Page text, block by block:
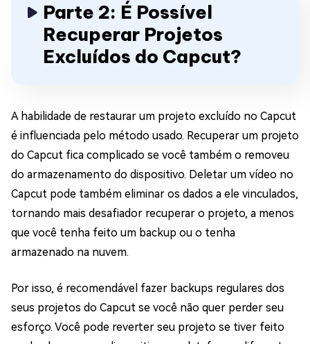
Parte 2: É Possível
Recuperar Projetos
Excluídos do Capcut?
A habilidade de restaurar um projeto excluído no Capcut
é influenciada pelo método usado. Recuperar um projeto
do Capcut fica complicado se você também o removeu
do armazenamento do dispositivo. Deletar um vídeo no
Capcut pode também eliminar os dados a ele vinculados,
tornando mais desafiador recuperar o projeto, a menos
que você tenha feito um backup ou o tenha
armazenado na nuvem.
Por isso, é recomendável fazer backups regulares dos
seus projetos do Capcut se você não quer perder seu
esforço. Você pode reverter seu projeto se tiver feito